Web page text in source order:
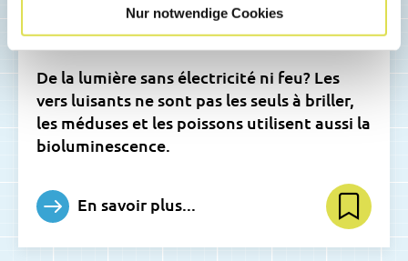
Nur notwendige Cookies
Des animaux lumineux!
De la lumière sans électricité ni feu? Les
vers luisants ne sont pas les seuls à briller,
les méduses et les poissons utilisent aussi la
bioluminescence.
En savoir plus...